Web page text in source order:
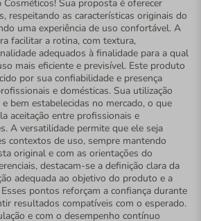
Sua proposta é oferecer
respeitando as características originais do
uma experiência de uso confortável. A
facilitar a rotina, com textura,
adequados à finalidade para a qual
mais eficiente e previsível. Este produto
por sua confiabilidade e presença
e domésticas. Sua utilização
bem estabelecidas no mercado, o que
aceitação entre profissionais e
A versatilidade permite que ele seja
contextos de uso, sempre mantendo
original e com as orientações do
destacam-se a definição clara da
adequada ao objetivo do produto e a
pontos reforçam a confiança durante
resultados compatíveis com o esperado.
e com o desempenho contínuo